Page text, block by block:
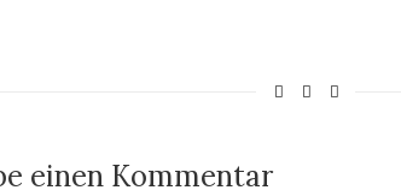
einen Kommentar